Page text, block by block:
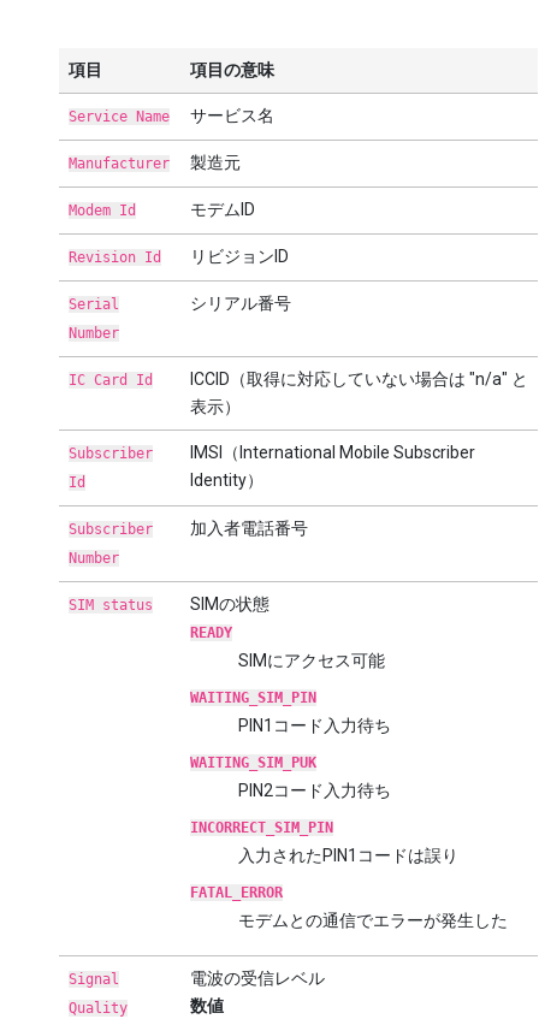
項目 項目の意味
Service Name サービス名
Manufacturer 製造元
Modem Id モデムID
Revision Id リビジョンID
Serial
Number
シリアル番号
IC Card Id
ICCID（取得に対応していない場合は "n/a" と
表示）
Subscriber
Id
IMSI（International Mobile Subscriber
Identity）
Subscriber
Number
加入者電話番号
SIM status SIMの状態
READY
SIMにアクセス可能
WAITING_SIM_PIN
PIN1コード入力待ち
WAITING_SIM_PUK
PIN2コード入力待ち
INCORRECT_SIM_PIN
入力されたPIN1コードは誤り
FATAL_ERROR
モデムとの通信でエラーが発生した
Signal
Quality
電波の受信レベル
数値